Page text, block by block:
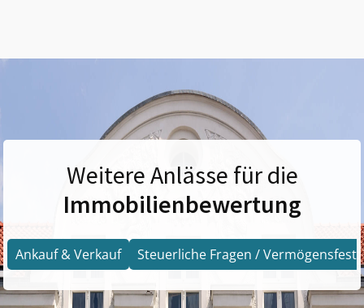
Weitere Anlässe für die
Immobilienbewertung
Ankauf & Verkauf Steuerliche Fragen /